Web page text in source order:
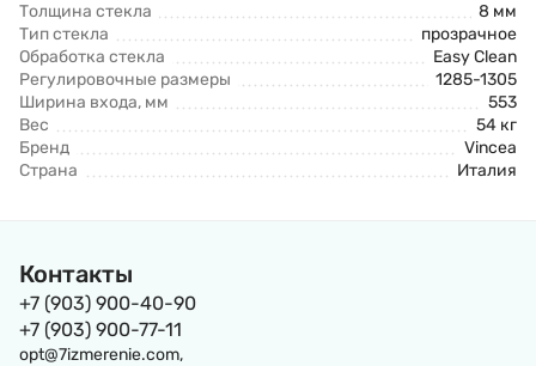
Толщина стекла
8 мм
Тип стекла
прозрачное
Обработка стекла
Easy Clean
Регулировочные размеры
1285-1305
Ширина входа, мм
553
Вес
54 кг
Бренд
Vincea
Страна
Италия
Контакты
+7 (903) 900-40-90
+7 (903) 900-77-11
opt@7izmerenie.com,